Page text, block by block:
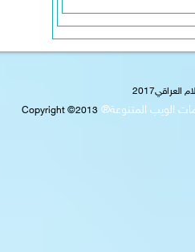
المتنوعة®Copyright ©2013